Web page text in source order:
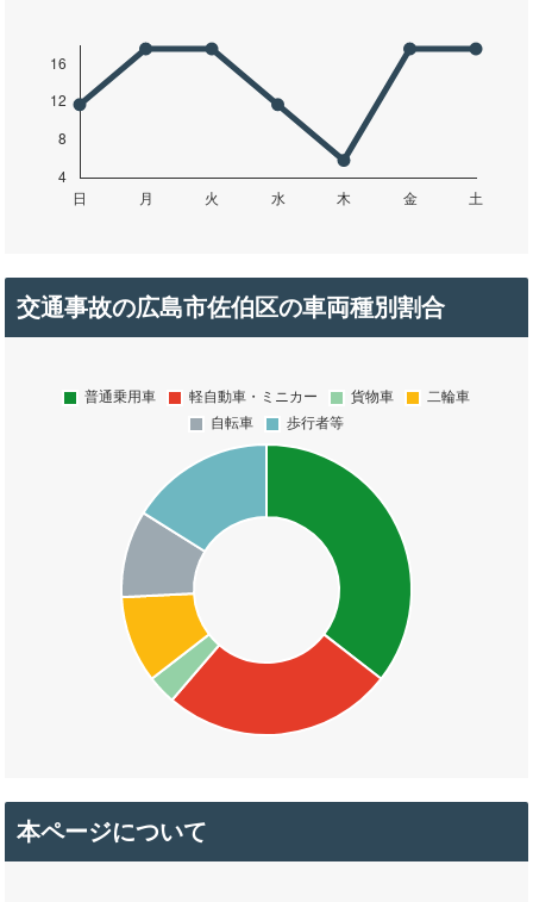
交通事故の広島市佐伯区の車両種別割合
本ページについて